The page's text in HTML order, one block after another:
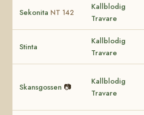
Sekonita NT 142
Kallblodig
Travare
Stinta
Kallblodig
Travare
Skansgossen 📷
Kallblodig
Travare